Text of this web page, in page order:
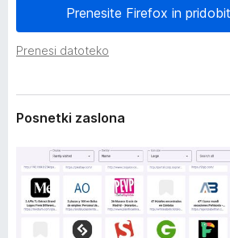
l
n
f
x
Prenesite Firefox in
Prenesi datoteko
z
i
r
iPosnetki zaslona